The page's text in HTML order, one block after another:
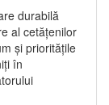
durabilă
al cetățenilor
și prioritățile
în